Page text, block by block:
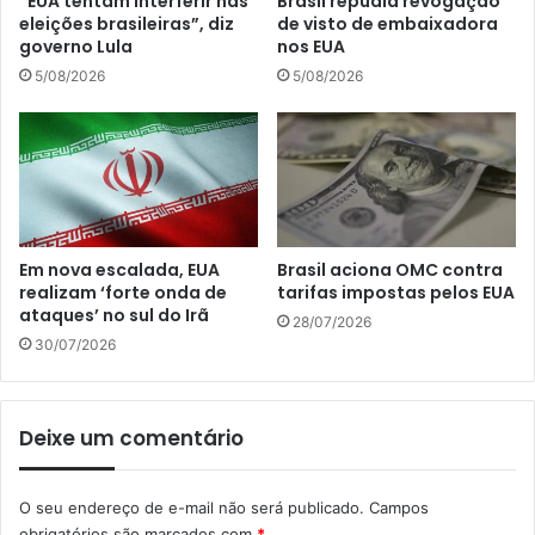
eleições brasileiras”, diz
governo Lula
5/08/2026
de visto de embaixadora
nos EUA
5/08/2026
Em nova escalada, EUA
realizam ‘forte onda de
ataques’ no sul do Irã
30/07/2026
Brasil aciona OMC contra
tarifas impostas pelos EUA
28/07/2026
Deixe um comentário
O seu endereço de e-mail não será publicado. Campos